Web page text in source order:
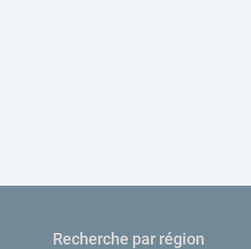
Recherche par région